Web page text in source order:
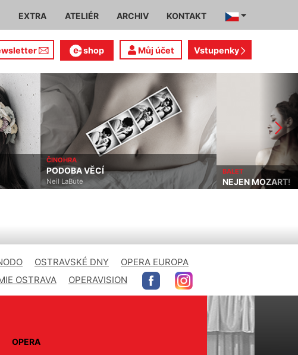
EXTRA ATELIÉR ARCHIV KONTAKT
shop Můj účet Vstupenky
ČINOHRA
PODOBA VĚCÍ
Neil LaBute
BALET
NEJEN MOZART!
OSTRAVSKÉ DNY
OPERA EUROPA
OSTRAVA OPERAVISION
OPERA